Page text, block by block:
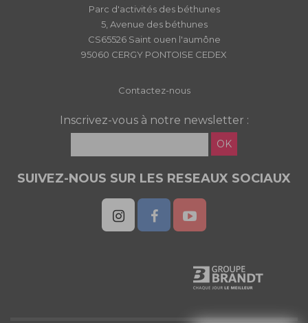
Parc d'activités des béthunes
5, Avenue des béthunes
CS65526 Saint ouen l'aumône
95060 CERGY PONTOISE CEDEX
Contactez-nous
Inscrivez-vous à notre newsletter :
OK
SUIVEZ-NOUS SUR LES RESEAUX SOCIAUX